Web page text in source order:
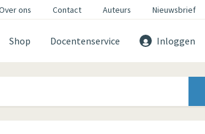
ons Contact Auteurs Nieuwsbrief
Shop Docentenservice Inloggen